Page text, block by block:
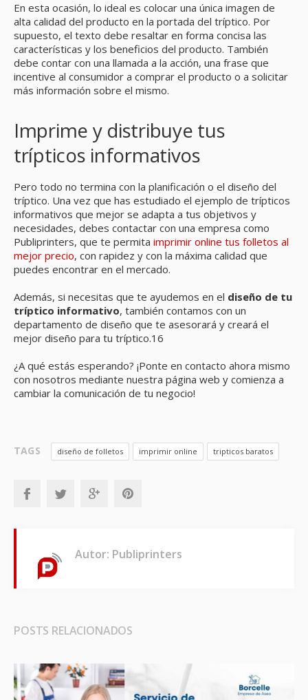
En esta ocasión, lo ideal es colocar una única imagen de
alta calidad del producto en la portada del tríptico. Por
supuesto, el texto debe resaltar en forma concisa las
características y los beneficios del producto. También
debe contar con una llamada a la acción, una frase que
incentive al consumidor a comprar el producto o a solicitar
más información sobre el mismo.
Imprime y distribuye tus
trípticos informativos
Pero todo no termina con la planificación o el diseño del
tríptico. Una vez que has estudiado el ejemplo de trípticos
informativos que mejor se adapta a tus objetivos y
necesidades, debes contactar con una empresa como
Publiprinters, que te permita imprimir online tus folletos al
mejor precio, con rapidez y con la máxima calidad que
puedes encontrar en el mercado.
Además, si necesitas que te ayudemos en el diseño de tu
tríptico informativo, también contamos con un
departamento de diseño que te asesorará y creará el
mejor diseño para tu tríptico.16
¿A qué estás esperando? ¡Ponte en contacto ahora mismo
con nosotros mediante nuestra página web y comienza a
cambiar la comunicación de tu negocio!
TAGS diseño de folletos imprimir online tripticos baratos
Autor: Publiprinters
POSTS RELACIONADOS